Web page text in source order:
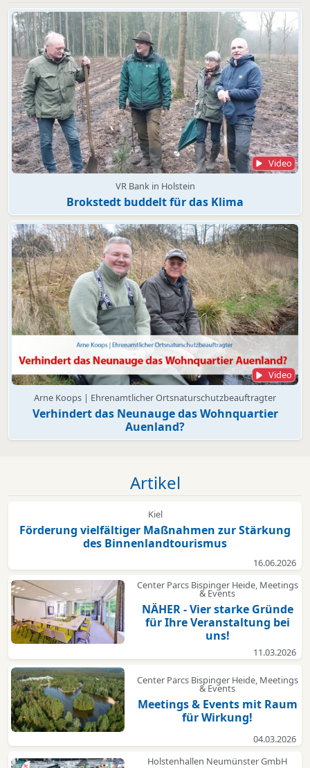
Video
VR Bank in Holstein
Brokstedt buddelt für das Klima
Video
Arne Koops | Ehrenamtlicher Ortsnaturschutzbeauftragter
Verhindert das Neunauge das Wohnquartier
Auenland?
Artikel
Kiel
Förderung vielfältiger Maßnahmen zur Stärkung
des Binnenlandtourismus
16.06.2026
Center Parcs Bispinger Heide, Meetings
& Events
NÄHER - Vier starke Gründe
für Ihre Veranstaltung bei
uns!
11.03.2026
Center Parcs Bispinger Heide, Meetings
& Events
Meetings & Events mit Raum
für Wirkung!
04.03.2026
Holstenhallen Neumünster GmbH